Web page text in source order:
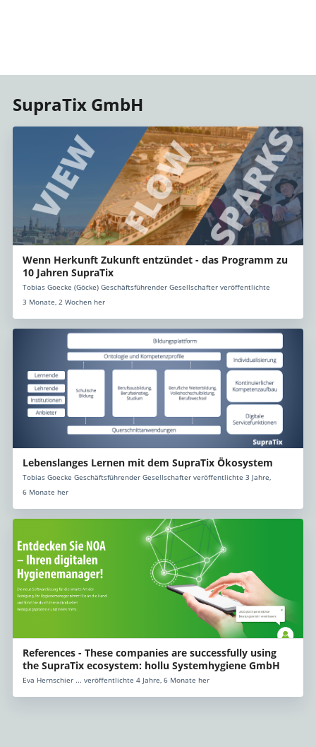
SupraTix GmbH
Wenn Herkunft Zukunft entzündet - das Programm zu
10 Jahren SupraTix
Tobias Goecke (Göcke) Geschäftsführender Gesellschafter veröffentlichte
3 Monate, 2 Wochen her
Lebenslanges Lernen mit dem SupraTix Ökosystem
Tobias Goecke Geschäftsführender Gesellschafter veröffentlichte 3 Jahre,
6 Monate her
References - These companies are successfully using
the SupraTix ecosystem: hollu Systemhygiene GmbH
Eva Hernschier ... veröffentlichte 4 Jahre, 6 Monate her